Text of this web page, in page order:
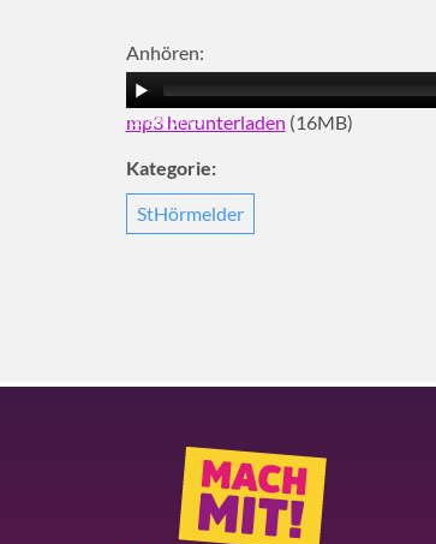
Anhören:
00:00 07:03
mp3 herunterladen (16MB)
Kategorie:
StHörmelder